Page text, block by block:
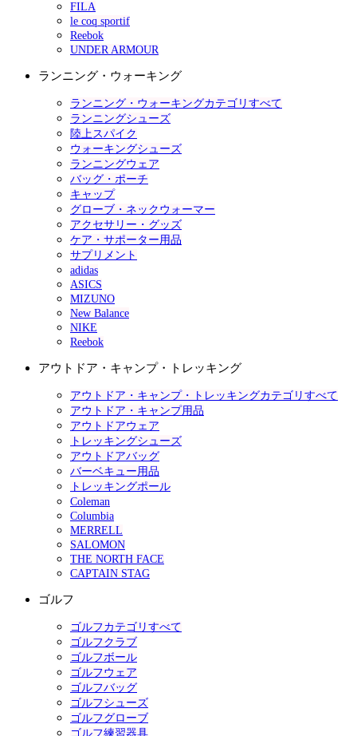
FILA
le coq sportif
Reebok
UNDER ARMOUR
ランニング・ウォーキング
ランニング・ウォーキングカテゴリすべて
ランニングシューズ
陸上スパイク
ウォーキングシューズ
ランニングウェア
バッグ・ポーチ
キャップ
グローブ・ネックウォーマー
アクセサリー・グッズ
ケア・サポーター用品
サプリメント
adidas
ASICS
MIZUNO
New Balance
NIKE
Reebok
アウトドア・キャンプ・トレッキング
アウトドア・キャンプ・トレッキングカテゴリすべて
アウトドア・キャンプ用品
アウトドアウェア
トレッキングシューズ
アウトドアバッグ
バーベキュー用品
トレッキングポール
Coleman
Columbia
MERRELL
SALOMON
THE NORTH FACE
CAPTAIN STAG
ゴルフ
ゴルフカテゴリすべて
ゴルフクラブ
ゴルフボール
ゴルフウェア
ゴルフバッグ
ゴルフシューズ
ゴルフグローブ
ゴルフ練習器具